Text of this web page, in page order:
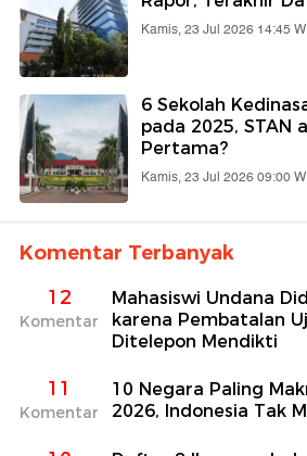
Kamis, 23 Jul 2026 14:45
6 Sekolah
pada 2025, STAN
Pertama?
Kamis, 23 Jul 2026 09:00
Komentar Terbanyak
12
Komentar
Mahasiswi Undana
karena Pembatalan
Ditelepon Mendikti
11
Komentar
10 Negara Paling
2026, Indonesia Tak